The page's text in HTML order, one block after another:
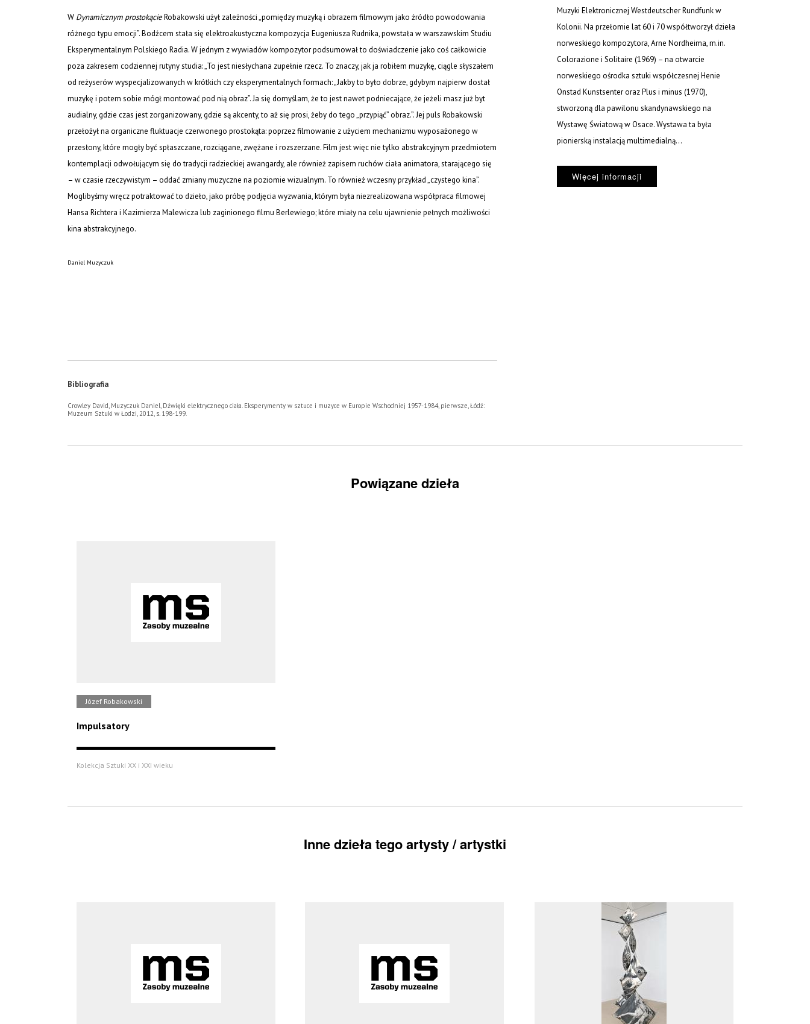
W Dynamicznym prostokącieRobakowski użył zależności „pomiędzy muzyką i obrazem filmowym jako źródło powodowania
różnego typu emocji”. Bodźcem stała się elektroakustyczna kompozycja Eugeniusza Rudnika, powstała w warszawskim Studiu
Eksperymentalnym Polskiego Radia. W jednym z wywiadów kompozytor podsumował to doświadczenie jako coś całkowicie
poza zakresem codziennej rutyny studia: „To jest niesłychana zupełnie rzecz. To znaczy, jak ja robiłem muzykę, ciągle słyszałem
od reżyserów wyspecjalizowanych w krótkich czy eksperymentalnych formach: „Jakby to było dobrze, gdybym najpierw dostał
muzykę i potem sobie mógł montować pod nią obraz”. Ja się domyślam, że to jest nawet podniecające, że jeżeli masz już byt
audialny, gdzie czas jest zorganizowany, gdzie są akcenty, to aż się prosi, żeby do tego „przypiąć” obraz.”. Jej puls Robakowski
przełożył na organiczne fluktuacje czerwonego prostokąta: poprzez filmowanie z użyciem mechanizmu wyposażonego w
przesłony, które mogły być spłaszczane, rozciągane, zwężane i rozszerzane. Film jest więc nie tylko abstrakcyjnym przedmiotem
kontemplacji odwołującym się do tradycji radzieckiej awangardy, ale również zapisem ruchów ciała animatora, starającego się
– w czasie rzeczywistym – oddać zmiany muzyczne na poziomie wizualnym. To również wczesny przykład „czystego kina”.
Moglibyśmy wręcz potraktować to dzieło, jako próbę podjęcia wyzwania, którym była niezrealizowana współpraca filmowej
Hansa Richtera i Kazimierza Malewicza lub zaginionego filmu Berlewiego; które miały na celu ujawnienie pełnych możliwości
kina abstrakcyjnego.
Daniel Muzyczuk
Bibliografia
Crowley David, Muzyczuk Daniel, Dźwięki elektrycznego ciała. Eksperymenty w sztuce i muzyce w Europie Wschodniej 1957-1984, pierwsze, Łódź:
Muzeum Sztuki w Łodzi, 2012, s. 198-199.
Muzyki Elektronicznej Westdeutscher Rundfunk w
Kolonii. Na przełomie lat 60 i 70 współtworzył dzieła
norweskiego kompozytora, Arne Nordheima, m.in.
Colorazione i Solitaire (1969) – na otwarcie
norweskiego ośrodka sztuki współczesnej Henie
Onstad Kunstsenter oraz Plus i minus (1970),
stworzoną dla pawilonu skandynawskiego na
Wystawę Światową w Osace. Wystawa ta była
pionierską instalacją multimedialną...
Więcej informacji
Powiązane dzieła
Józef Robakowski
Impulsatory
Kolekcja Sztuki XX i XXI wieku
Inne dzieła tego artysty / artystki